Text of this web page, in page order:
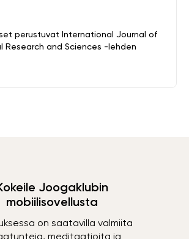
perustuvat International Journal of
Research and Sciences -lehden
Joogaklubin
mobiilisovellusta
on saatavilla valmiita
meditaatioita ja